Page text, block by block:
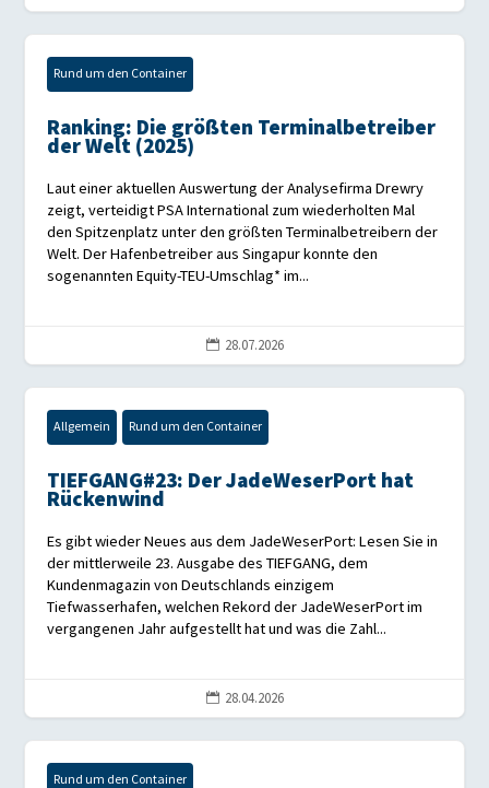
Rund um den Container
Ranking: Die größten Terminalbetreiber
der Welt (2025)
Laut einer aktuellen Auswertung der Analysefirma Drewry
zeigt, verteidigt PSA International zum wiederholten Mal
den Spitzenplatz unter den größten Terminalbetreibern der
Welt. Der Hafenbetreiber aus Singapur konnte den
sogenannten Equity-TEU-Umschlag* im...
 28.07.2026
Allgemein Rund um den Container
TIEFGANG#23: Der JadeWeserPort hat
Rückenwind
Es gibt wieder Neues aus dem JadeWeserPort: Lesen Sie in
der mittlerweile 23. Ausgabe des TIEFGANG, dem
Kundenmagazin von Deutschlands einzigem
Tiefwasserhafen, welchen Rekord der JadeWeserPort im
vergangenen Jahr aufgestellt hat und was die Zahl...
 28.04.2026
Rund um den Container